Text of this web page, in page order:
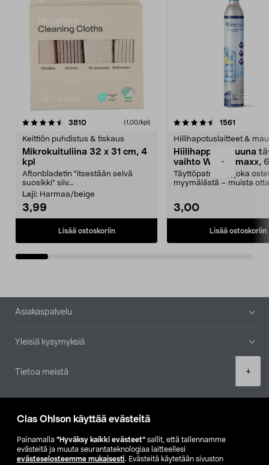
Clas Ohlson käyttää evästeitä
Painamalla ”Hyväksy kaikki evästeet” sallit, että tallennamme
evästeitä ja muuta seurantateknologiaa laitteellesi
evästeselosteemme mukaisesti. Evästeitä käytetään sivuston
-
+
3810arvostelut (1,00/kpl)
Keittiön puhdistus & tiskaus
Mikrokuituliina 32 x 31 cm, 4
kpl
Aftonbladetin "itsestään selvä
suosikki" siiv...
Laji: Harmaa/beige
3,99
Lisää ostoskoriin
4.5viidestä
1561
Hiilihapotuslaitteet &
Hiilihappopatruuna
vaihto Wassermaxx,
Täyttöpatruuna, joka
myymälästä – muista
3,00
Lisää ostoskoriin
4.5viidestä
Alatunniste
Asiakaspalvelu
Yleisiä kysymyksiä
Tietoa meistä
Etsi myymälä